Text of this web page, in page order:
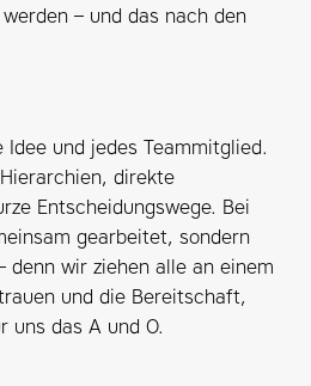
– und das nach den
Idee und jedes Teammitglied.
direkte
Entscheidungswege. Bei
gearbeitet, sondern
denn wir ziehen alle an einem
und die Bereitschaft,
uns das A und O.